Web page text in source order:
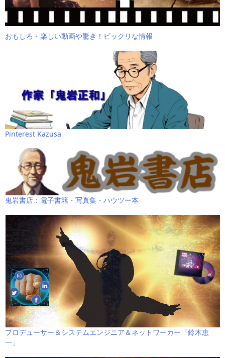
おもしろ・楽しい動画や驚き！ビックリな情報
Pinterest Kazusa
鬼岩書店：電子書籍・写真集・ハウツー本
プロデューサー＆システムエンジニア＆ネットワーカー「鈴木恵
一」